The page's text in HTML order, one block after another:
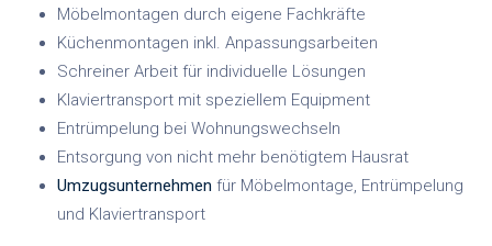
Möbelmontagen durch eigene Fachkräfte
Küchenmontagen inkl. Anpassungsarbeiten
Schreiner Arbeit für individuelle Lösungen
Klaviertransport mit speziellem Equipment
Entrümpelung bei Wohnungswechseln
Entsorgung von nicht mehr benötigtem Hausrat
Umzugsunternehmen für Möbelmontage, Entrümpelung
und Klaviertransport